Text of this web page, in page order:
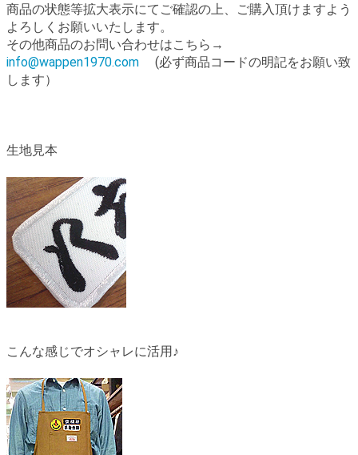
商品の状態等拡大表示にてご確認の上、ご購入頂けますよう
よろしくお願いいたします。
その他商品のお問い合わせはこちら→
info@wappen1970.com (必ず商品コードの明記をお願い致
します）
生地見本
こんな感じでオシャレに活用♪